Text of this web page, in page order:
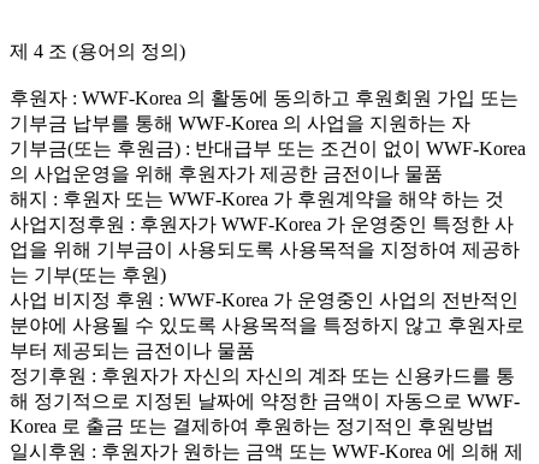
제 4 조 (용어의 정의)
후원자 : WWF-Korea 의 활동에 동의하고 후원회원 가입 또는
기부금 납부를 통해 WWF-Korea 의 사업을 지원하는 자
기부금(또는 후원금) : 반대급부 또는 조건이 없이 WWF-Korea
의 사업운영을 위해 후원자가 제공한 금전이나 물품
해지 : 후원자 또는 WWF-Korea 가 후원계약을 해약 하는 것
사업지정후원 : 후원자가 WWF-Korea 가 운영중인 특정한 사
업을 위해 기부금이 사용되도록 사용목적을 지정하여 제공하
는 기부(또는 후원)
사업 비지정 후원 : WWF-Korea 가 운영중인 사업의 전반적인
분야에 사용될 수 있도록 사용목적을 특정하지 않고 후원자로
부터 제공되는 금전이나 물품
정기후원 : 후원자가 자신의 자신의 계좌 또는 신용카드를 통
해 정기적으로 지정된 날짜에 약정한 금액이 자동으로 WWF-
Korea 로 출금 또는 결제하여 후원하는 정기적인 후원방법
일시후원 : 후원자가 원하는 금액 또는 WWF-Korea 에 의해 제